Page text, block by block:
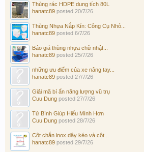
Thùng rác HDPE dung tích 80L
hanatc89 posted 20/7/26
Thùng Nhựa Nắp Kín: Công Cụ Nhỏ...
hanatc89 posted 6/7/26
Báo giá thùng nhựa chữ nhật...
hanatc89 posted 25/7/26
những ưu điểm của xe nâng tay...
hanatc89 posted 27/7/26
Giải mã bí ẩn năng lượng vũ trụ
Cuu Dung posted 27/7/26
Tử Bình Giúp Hiểu Mình Hơn
Cuu Dung posted 28/7/26
Cột chắn inox dây kéo và cột...
hanatc89 posted 29/7/26